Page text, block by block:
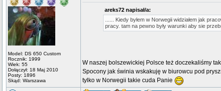
Model: DS 650 Custom
Rocznik: 1999
Wiek: 55
Dołączył: 18 Maj 2010
Posty: 1896
Skąd: Warszawa
areks72 napisał/a:
...... Kiedy byłem w Norwegii widziałem jak
pracy. tam na pewno były warunki aby sie
W naszej bolszewickiej Polsce też doczekaliśmy
Spocony jak świnia wskakuję w biurowcu pod
tylko w Norwegii takie cuda Panie